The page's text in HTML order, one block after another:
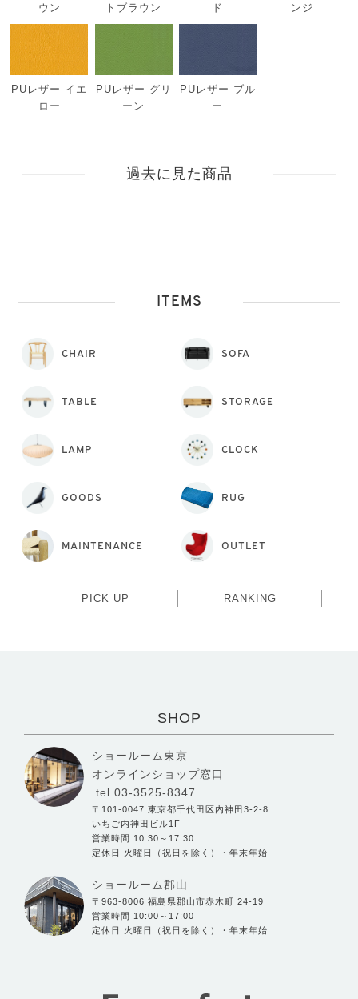
ウン
トブラウン
ド
ンジ
PUレザー イエ
ロー
PUレザー グリ
ーン
PUレザー ブル
ー
過去に見た商品
ITEMS
CHAIR SOFA
TABLE STORAGE
LAMP CLOCK
GOODS RUG
MAINTENANCE OUTLET
PICK UP RANKING
SHOP
ショールーム東京
オンラインショップ窓口
tel.03-3525-8347
〒101-0047 東京都千代田区内神田3-2-8
いちご内神田ビル1F
営業時間 10:30～17:30
定休日 火曜日（祝日を除く）・年末年始
ショールーム郡山
〒963-8006 福島県郡山市赤木町 24-19
営業時間 10:00～17:00
定休日 火曜日（祝日を除く）・年末年始